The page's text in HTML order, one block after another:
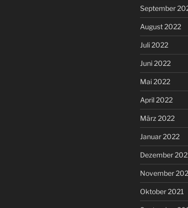
September
August 2022
Juli 2022
Juni 2022
Mai 2022
April 2022
März 2022
Januar 2022
Dezember
November
Oktober 2021